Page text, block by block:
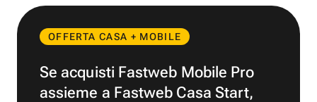
OFFERTA CASA + MOBILE
Se acquisti Fastweb Mobile Pro
assieme a Fastweb Casa Start,